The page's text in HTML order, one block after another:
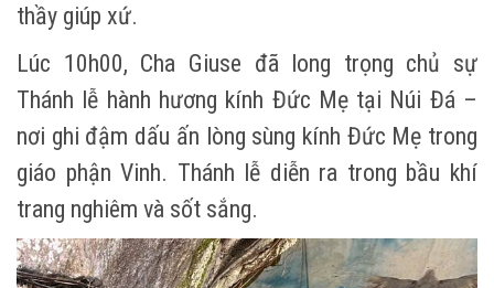
thầy giúp xứ.
Lúc 10h00, Cha Giuse đã long trọng chủ sự
Thánh lễ hành hương kính Đức Mẹ tại Núi Đá –
nơi ghi đậm dấu ấn lòng sùng kính Đức Mẹ trong
giáo phận Vinh. Thánh lễ diễn ra trong bầu khí
trang nghiêm và sốt sắng.